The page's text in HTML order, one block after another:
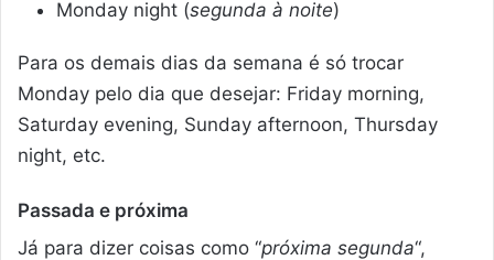
Monday night (segunda à noite)
Para os demais dias da semana é só trocar
Monday pelo dia que desejar: Friday morning,
Saturday evening, Sunday afternoon, Thursday
night, etc.
Passada e próxima
Já para dizer coisas como “próxima segunda“,